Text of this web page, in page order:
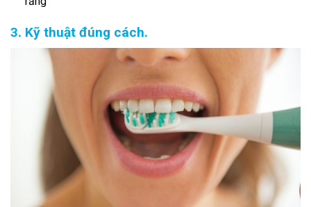
3. Kỹ thuật đúng cách.